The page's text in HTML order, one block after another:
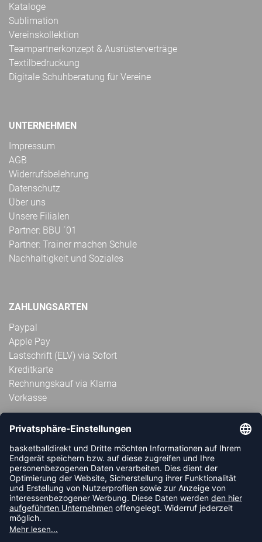
Kataloge
Sublimation
Vereinskollektion
Teampartnerkonzept & Ausrüsterverträge
Textilbedruckung
Digitale Schuhberatung für Vereine
UNTERNEHMEN
Impressum
AGB
Widerrufsbelehrung
Datenschutz
Über uns
Unsere Filialen
Partner: BBU ´01
Partner: Trainer machen Schule
Nachhaltigkeit und Soziales
ZAHLUNGSARTEN
Paypal
Apple Pay
Lastschrift (ELV) via Sofort
Kreditkarte
Rechnungskauf via Klarna
Vorkasse
ABONNIERE JETZT DEN KOSTENLOSEN
HANDBALLDIREKT-NEWSLETTER UND VERPASSE KEINE
NEUIGKEIT ODER AKTION MEHR.
JETZT ANMELDEN